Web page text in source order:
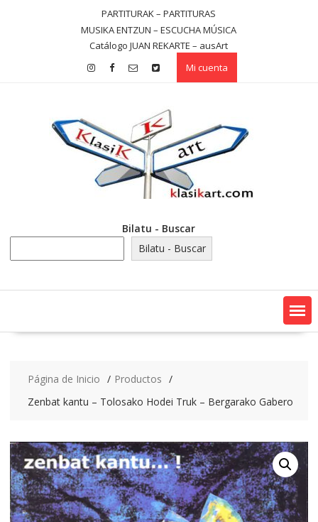
PARTITURAK – PARTITURAS
MUSIKA ENTZUN – ESCUCHA MÚSICA
Catálogo JUAN REKARTE – ausArt
Mi cuenta
Bilatu - Buscar
Bilatu - Buscar
Página de Inicio
Productos
Zenbat kantu – Tolosako Hodei Truk – Bergarako Gabero